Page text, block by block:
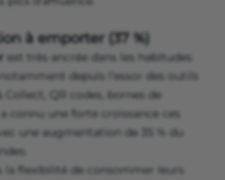
à emporter (37 %)
est très ancrée dans les habitudes
depuis l’essor des outils
QR codes, bornes de
connu une forte croissance ces
une augmentation de 35 % du
la flexibilité de consommer leurs